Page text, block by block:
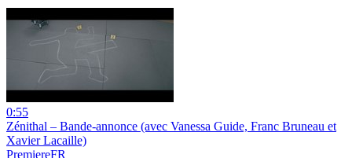
0:55
Zénithal – Bande-annonce (avec Vanessa Guide, Franc Bruneau et
Xavier Lacaille)
PremiereFR